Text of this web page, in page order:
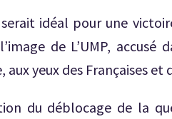
idéal pour une
de L’UMP,
aux yeux des Françaises et
du déblocage de la